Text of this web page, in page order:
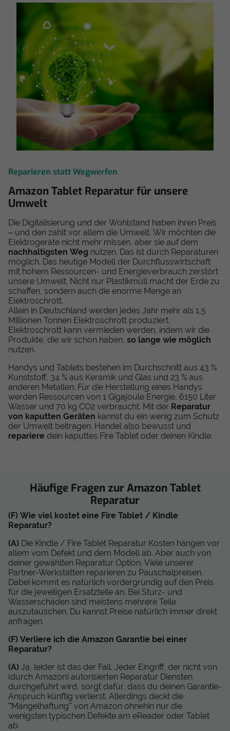
Reparieren statt Wegwerfen
Amazon Tablet Reparatur für unsere
Umwelt
Die Digitalisierung und der Wohlstand haben ihren Preis
– und den zahlt vor allem die Umwelt. Wir möchten die
Elektrogeräte nicht mehr missen, aber sie auf dem
nachhaltigsten Weg nutzen. Das ist durch Reparaturen
möglich. Das heutige Modell der Durchflusswirtschaft
mit hohem Ressourcen- und Energieverbrauch zerstört
unsere Umwelt. Nicht nur Plastikmüll macht der Erde zu
schaffen, sondern auch die enorme Menge an
Elektroschrott.
Allein in Deutschland werden jedes Jahr mehr als 1,5
Millionen Tonnen Elektroschrott produziert.
Elektroschrott kann vermieden werden, indem wir die
Produkte, die wir schon haben, so lange wie möglich
nutzen.
Handys und Tablets bestehen im Durchschnitt aus 43 %
Kunststoff, 34 % aus Keramik und Glas und 23 % aus
anderen Metallen. Für die Herstellung eines Handys
werden Ressourcen von 1 Gigajoule Energie, 6150 Liter
Wasser und 70 kg CO2 verbraucht. Mit der Reparatur
von kaputten Geräten kannst du ein wenig zum Schutz
der Umwelt beitragen. Handel also bewusst und
repariere dein kaputtes Fire Tablet oder deinen Kindle.
Häufige Fragen zur Amazon Tablet
Reparatur
(F) Wie viel kostet eine Fire Tablet / Kindle
Reparatur?
(A) Die Kindle / Fire Tablet Reparatur Kosten hängen vor
allem vom Defekt und dem Modell ab. Aber auch von
deiner gewählten Reparatur Option. Viele unserer
Partner-Werkstätten reparieren zu Pauschalpreisen.
Dabei kommt es natürlich vordergründig auf den Preis
für die jeweiligen Ersatzteile an. Bei Sturz- und
Wasserschäden sind meistens mehrere Teile
auszutauschen. Du kannst Preise natürlich immer direkt
anfragen.
(F) Verliere ich die Amazon Garantie bei einer
Reparatur?
(A) Ja, leider ist das der Fall. Jeder Eingriff, der nicht von
(durch Amazon) autorisierten Reparatur Diensten
durchgeführt wird, sorgt dafür, dass du deinen Garantie-
Anspruch künftig verlierst. Allerdings deckt die
"Mängelhaftung" von Amazon ohnehin nur die
wenigsten typischen Defekte am eReader oder Tablet
ab.